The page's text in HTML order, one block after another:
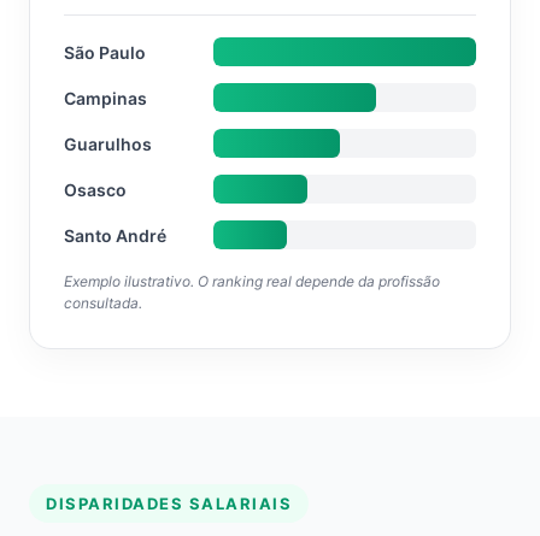
São Paulo
Campinas
Guarulhos
Osasco
Santo André
Exemplo ilustrativo. O ranking real depende da profissão
consultada.
DISPARIDADES SALARIAIS